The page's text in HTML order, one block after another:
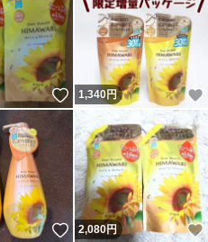
いいね！
1,340円
いいね！
2,080円